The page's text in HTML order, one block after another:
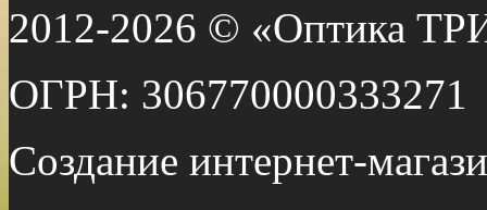
2012-2026 © «Оптика
ОГРН: 306770000333271
Создание интернет-